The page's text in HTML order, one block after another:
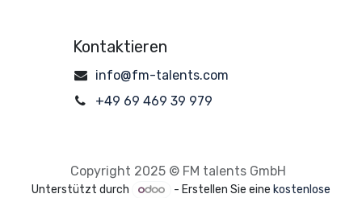
Kontaktieren
info@fm-talents.com
+49 69 469 39 979
Copyright 2025 © FM talents GmbH
Unterstützt durch - Erstellen Sie eine kostenlose